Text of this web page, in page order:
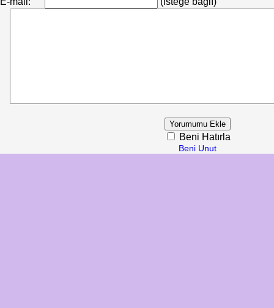
Beni Hatırla
Beni Unut